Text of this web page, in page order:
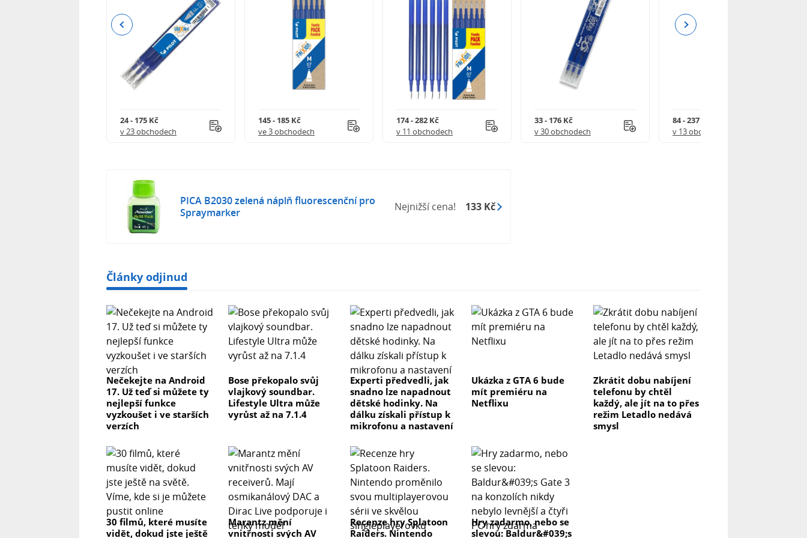
24 - 175 Kč
v 23 obchodech
145 - 185 Kč
ve 3 obchodech
174 - 282 Kč
v 11 obchodech
33 - 176 Kč
v 30 obchodech
84 - 237 Kč
v 13 obchodech
Previous Next
PICA B2030 zelená náplň fluorescenční pro
Spraymarker
Nejnižší cena! 133 Kč
Články odjinud
Nečekejte na Android
17. Už teď si můžete ty
nejlepší funkce
vyzkoušet i ve starších
verzích
Bose překopalo svůj
vlajkový soundbar.
Lifestyle Ultra může
vyrůst až na 7.1.4
Experti předvedli, jak
snadno lze napadnout
dětské hodinky. Na
dálku získali přístup k
mikrofonu a nastavení
Ukázka z GTA 6 bude
mít premiéru na
Netflixu
Zkrátit dobu nabíjení
telefonu by chtěl
každý, ale jít na to přes
režim Letadlo nedává
smysl
30 filmů, které musíte
vidět, dokud jste ještě
Marantz mění
vnitřnosti svých AV
Recenze hry Splatoon
Raiders. Nintendo
Hry zadarmo, nebo se
slevou: Baldur&#039;s